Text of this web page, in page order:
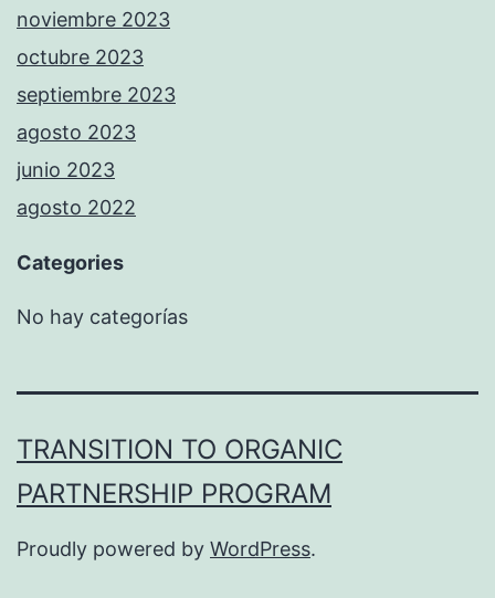
noviembre 2023
octubre 2023
septiembre 2023
agosto 2023
junio 2023
agosto 2022
Categories
No hay categorías
TRANSITION TO ORGANIC
PARTNERSHIP PROGRAM
Proudly powered by WordPress.